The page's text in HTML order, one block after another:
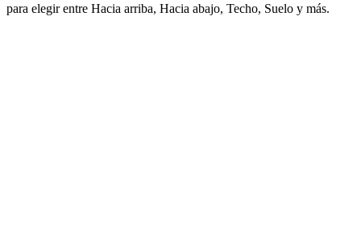
para elegir entre Hacia arriba, Hacia abajo, Techo, Suelo y más.